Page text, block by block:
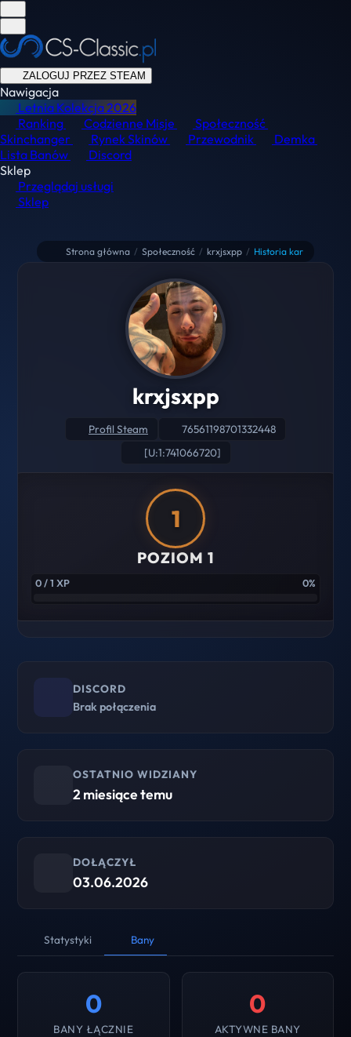
ZALOGUJ PRZEZ STEAM
Nawigacja
Letnia Kolekcja2026
Ranking
Codzienne Misje
Społeczność
Skinchanger
Rynek Skinów Przewodnik
Demka
Lista Banów
Discord
Sklep
Przeglądaj usługi
Sklep
Strona główna / Społeczność / krxjsxpp / Historia kar
krxjsxpp
Profil Steam
76561198701332448
[U:1:741066720]
1
POZIOM 1
0 / 1 XP 0%
DISCORD
Brak połączenia
OSTATNIO WIDZIANY
2 miesiące temu
DOŁĄCZYŁ
03.06.2026
Statystyki Bany
0
BANY ŁĄCZNIE
0
AKTYWNE BANY